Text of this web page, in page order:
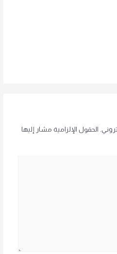
الحقول الإلزامية مشار إليها